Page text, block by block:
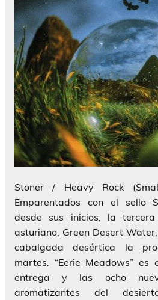
Stoner / Heavy Rock
Emparentados con el sello
desde sus inicios, la
asturiano, Green Desert
cabalgada desértica la
martes. “Eerie Meadows”
entrega y las ocho
aromatizantes del